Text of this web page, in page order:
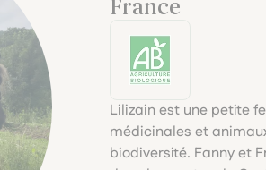
France
Lilizain est une petite
médicinales et
biodiversité. Fanny et